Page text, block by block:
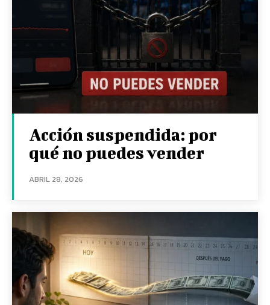
Acción suspendida: por
qué no puedes vender
ABRIL 28, 2026